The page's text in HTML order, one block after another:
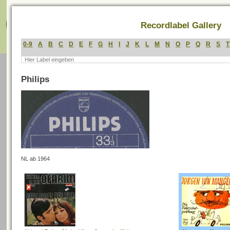
Menü
Recordlabel Gallery
0-9 A B C D E F G H J K L M N O P Q R S T
Philips
NL ab 1964